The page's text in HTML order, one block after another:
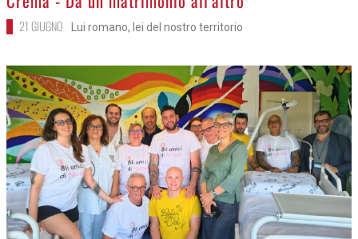
21 GIUGNO Lui romano, lei del nostro territorio